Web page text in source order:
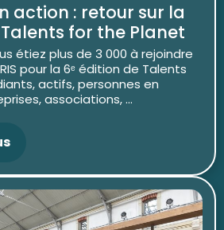
action : retour sur la
for the Planet
étiez plus de 3 000 à rejoindre
pour la 6ᵉ édition de Talents
actifs, personnes en
associations, ...